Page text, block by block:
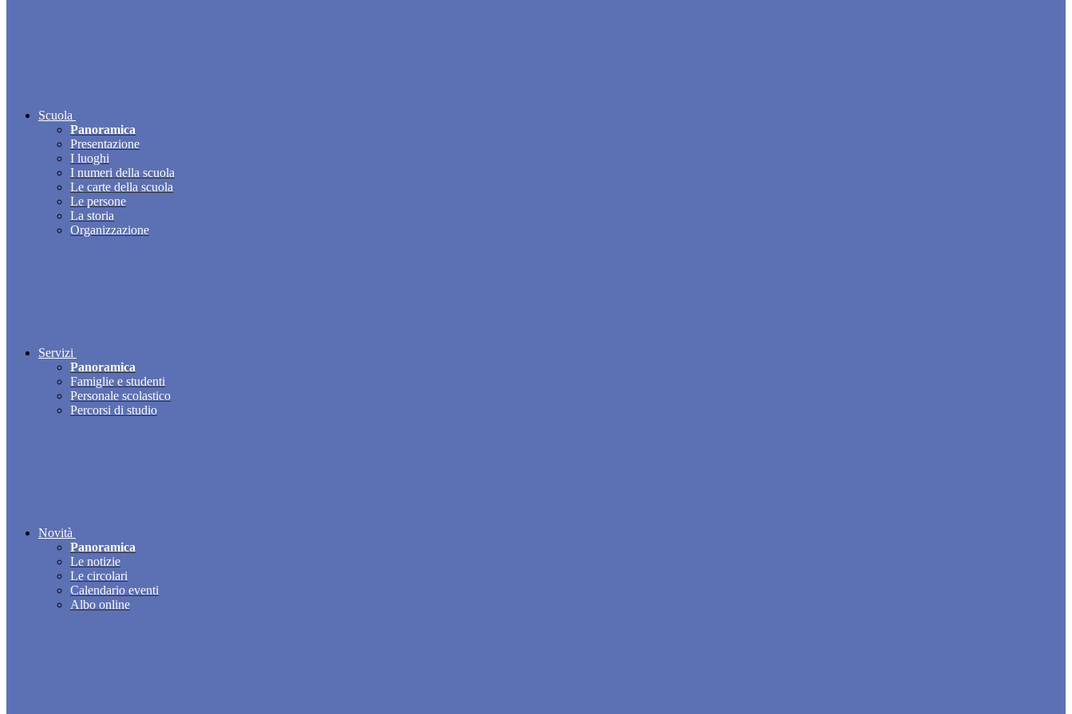
Scuola
Panoramica
Presentazione
I luoghi
I numeri della scuola
Le carte della scuola
Le persone
La storia
Organizzazione
Servizi
Panoramica
Famiglie e studenti
Personale scolastico
Percorsi di studio
Novità
Panoramica
Le notizie
Le circolari
Calendario eventi
Albo online